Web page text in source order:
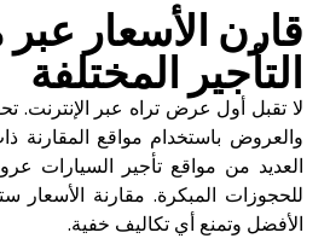
قارن الأسعار
التأجير المختلفة
لا تقبل أول عرض تراه عبر الإنترنت.
والعروض باستخدام مواقع المقارنة
العديد من مواقع تأجير السيارات
للحجوزات المبكرة. مقارنة الأسعار
الأفضل وتمنع أي تكاليف خفية.